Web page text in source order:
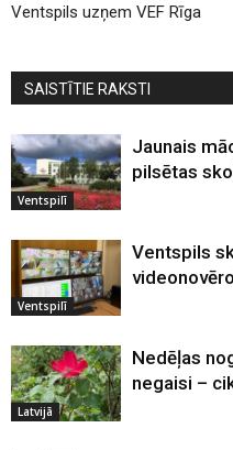
Ventspils uzņem VEF Rīga
SAISTĪTIE RAKSTI
Ventspilī
Jaunais
pilsētas
Ventspilī
Ventspils
Latvijā
Nedēļas
negaisi –